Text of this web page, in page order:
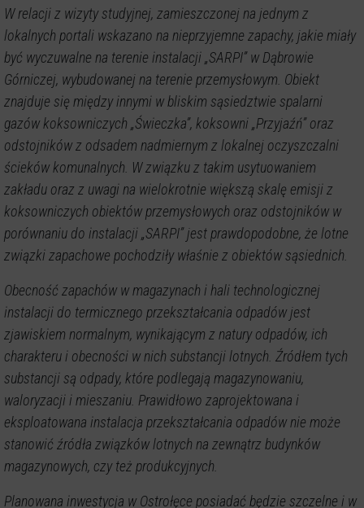
W relacji z wizyty studyjnej, zamieszczonej na jednym z
lokalnych portali wskazano na nieprzyjemne zapachy, jakie miały
być wyczuwalne na terenie instalacji „SARPI” w Dąbrowie
Górniczej, wybudowanej na terenie przemysłowym. Obiekt
znajduje się między innymi w bliskim sąsiedztwie spalarni
gazów koksowniczych „Świeczka”, koksowni „Przyjaźń” oraz
odstojników z odsadem nadmiernym z lokalnej oczyszczalni
ścieków komunalnych. W związku z takim usytuowaniem
zakładu oraz z uwagi na wielokrotnie większą skalę emisji z
koksowniczych obiektów przemysłowych oraz odstojników w
porównaniu do instalacji „SARPI” jest prawdopodobne, że lotne
związki zapachowe pochodziły właśnie z obiektów sąsiednich.
Obecność zapachów w magazynach i hali technologicznej
instalacji do termicznego przekształcania odpadów jest
zjawiskiem normalnym, wynikającym z natury odpadów, ich
charakteru i obecności w nich substancji lotnych. Źródłem tych
substancji są odpady, które podlegają magazynowaniu,
waloryzacji i mieszaniu. Prawidłowo zaprojektowana i
eksploatowana instalacja przekształcania odpadów nie może
stanowić źródła związków lotnych na zewnątrz budynków
magazynowych, czy też produkcyjnych.
Planowana inwestycja w Ostrołęce posiadać będzie szczelne i w